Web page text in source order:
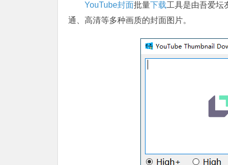
YouTube封面批量下载工具是由吾爱坛
通、高清等多种画质的封面图片。